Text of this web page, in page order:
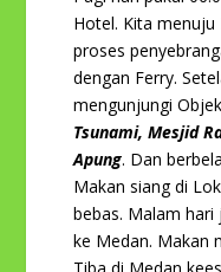
Hotel. Kita menuju
proses
dengan Ferry.
mengunjungi
Tsunami, Mesjid
Apung. Dan
Makan siang di
bebas. Malam
ke Medan. Makan